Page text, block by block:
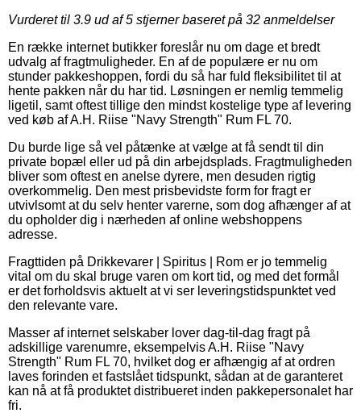
Vurderet til 3.9 ud af 5 stjerner baseret på 32 anmeldelser
En række internet butikker foreslår nu om dage et bredt
udvalg af fragtmuligheder. En af de populære er nu om
stunder pakkeshoppen, fordi du så har fuld fleksibilitet til at
hente pakken når du har tid. Løsningen er nemlig temmelig
ligetil, samt oftest tillige den mindst kostelige type af levering
ved køb af A.H. Riise "Navy Strength" Rum FL 70.
Du burde lige så vel påtænke at vælge at få sendt til din
private bopæl eller ud på din arbejdsplads. Fragtmuligheden
bliver som oftest en anelse dyrere, men desuden rigtig
overkommelig. Den mest prisbevidste form for fragt er
utvivlsomt at du selv henter varerne, som dog afhænger af at
du opholder dig i nærheden af online webshoppens
adresse.
Fragttiden på Drikkevarer | Spiritus | Rom er jo temmelig
vital om du skal bruge varen om kort tid, og med det formål
er det forholdsvis aktuelt at vi ser leveringstidspunktet ved
den relevante vare.
Masser af internet selskaber lover dag-til-dag fragt på
adskillige varenumre, eksempelvis A.H. Riise "Navy
Strength" Rum FL 70, hvilket dog er afhængig af at ordren
laves forinden et fastslået tidspunkt, sådan at de garanteret
kan nå at få produktet distribueret inden pakkepersonalet har
fri.